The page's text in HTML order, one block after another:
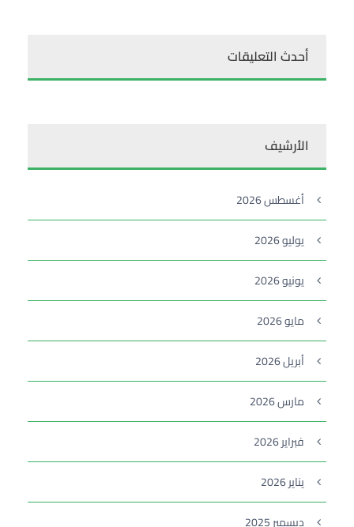
أحدث التعليقات
الأرشيف
أغسطس 2026
يوليو 2026
يونيو 2026
مايو 2026
أبريل 2026
مارس 2026
فبراير 2026
يناير 2026
ديسمبر 2025